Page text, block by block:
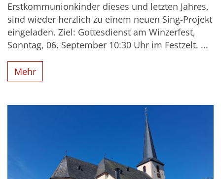
Erstkommunionkinder dieses und letzten Jahres,
sind wieder herzlich zu einem neuen Sing-Projekt
eingeladen. Ziel: Gottesdienst am Winzerfest,
Sonntag, 06. September 10:30 Uhr im Festzelt. ...
Mehr